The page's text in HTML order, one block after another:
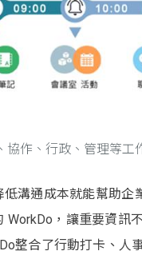
作、行政、管理等工
溝通成本就能幫助企
，讓重要資訊
整合了行動打卡、人